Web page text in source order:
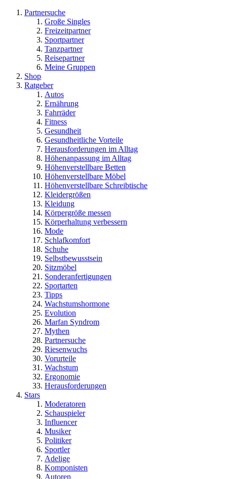
Partnersuche
Große Singles
Freizeitpartner
Sportpartner
Tanzpartner
Reisepartner
Meine Gruppen
Shop
Ratgeber
Autos
Ernährung
Fahrräder
Fitness
Gesundheit
Gesundheitliche Vorteile
Herausforderungen im Alltag
Höhenanpassung im Alltag
Höhenverstellbare Betten
Höhenverstellbare Möbel
Höhenverstellbare Schreibtische
Kleidergrößen
Kleidung
Körpergröße messen
Körperhaltung verbessern
Mode
Schlafkomfort
Schuhe
Selbstbewusstsein
Sitzmöbel
Sonderanfertigungen
Sportarten
Tipps
Wachstumshormone
Evolution
Marfan Syndrom
Mythen
Partnersuche
Riesenwuchs
Vorurteile
Wachstum
Ergonomie
Herausforderungen
Stars
Moderatoren
Schauspieler
Influencer
Musiker
Politiker
Sportler
Adelige
Komponisten
Autoren